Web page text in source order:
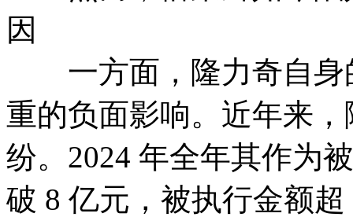
因
一方面，隆力奇自身
重的负面影响。近年来
纷。2024 年全年其作为
破 8 亿元，被执行金额